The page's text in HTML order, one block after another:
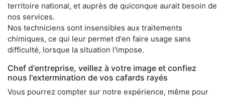
territoire national, et auprès de quiconque aurait besoin de
nos services.
Nos techniciens sont insensibles aux traitements
chimiques, ce qui leur permet d'en faire usage sans
difficulté, lorsque la situation l'impose.
Chef d'entreprise, veillez à votre image et confiez
nous l'extermination de vos cafards rayés
Vous pourrez compter sur notre expérience, même pour